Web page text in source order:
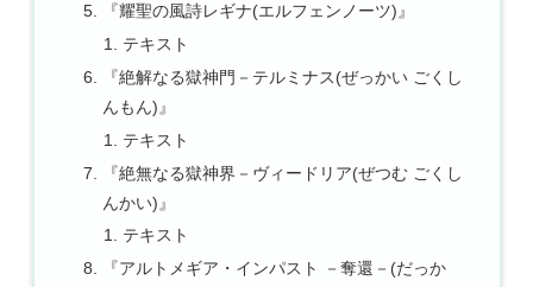
『耀聖の風詩レギナ(エルフェンノーツ)』
テキスト
『絶解なる獄神門－テルミナス(ぜっかい ごくし
んもん)』
テキスト
『絶無なる獄神界－ヴィードリア(ぜつむ ごくし
んかい)』
テキスト
『アルトメギア・インパスト －奪還－(だっか